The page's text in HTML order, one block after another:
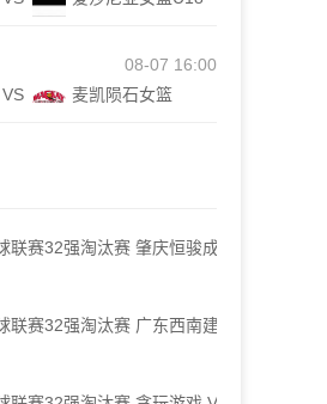
08-07 16:00
VS 麦凯陨石女篮
联赛32强淘汰赛 肇庆恒骏成
赛32强淘汰赛 广东西南建设